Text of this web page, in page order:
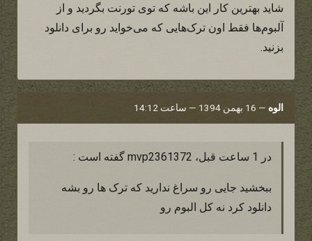
شاید بهترین کار این باشه که توی تورنت بگردید و از
آلبوم‌ها فقط اون ترک‌هایی که می‌خواید رو برای دانلود
بزنید.
الوه — 16 بهمن 1394 — ساعت 14:12
در 1 ساعت قبل، mvp2361372 گفته است :
ببخشید جایی رو سراغ ندارید که ترک ها رو بشه
دانلود کرد نه کل البوم رو